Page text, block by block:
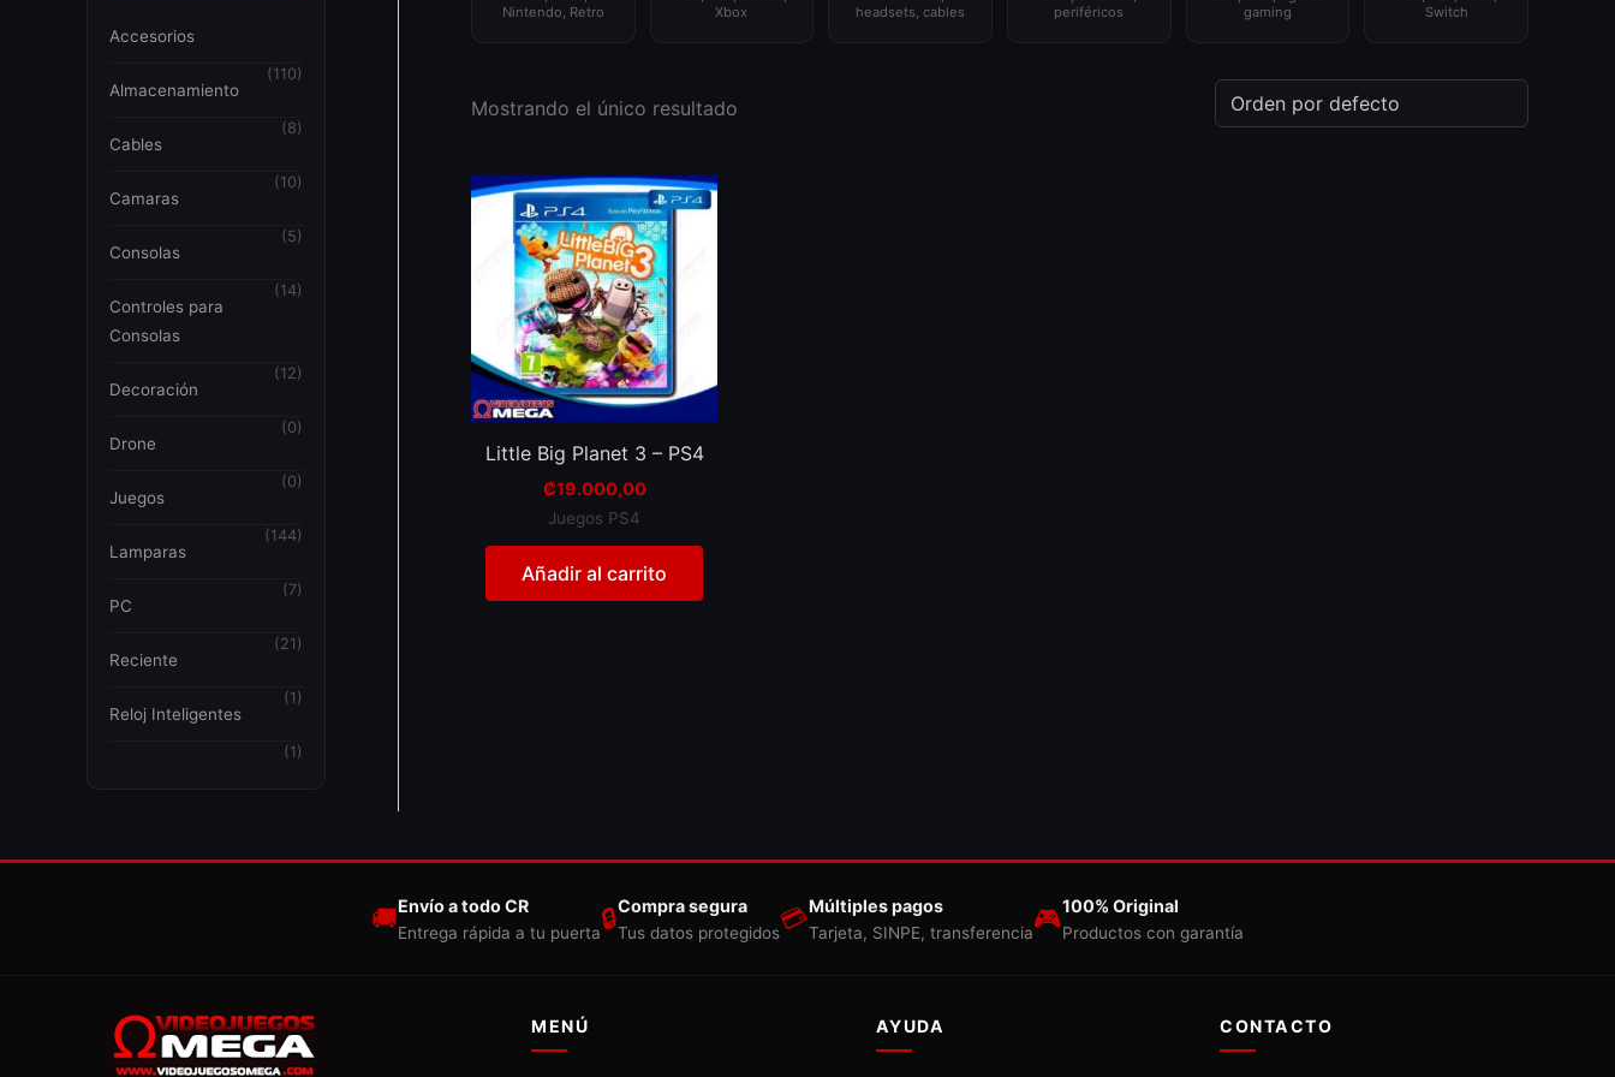
Accesorios
(110)
Almacenamiento
(8)
Cables
(10)
Camaras
(5)
Consolas
(14)
Controles para
Consolas
(12)
Decoración
(0)
Drone
(0)
Juegos
(144)
Lamparas
(7)
PC
(21)
Reciente
(1)
Reloj Inteligentes
(1)
Nintendo, Retro
Xbox
headsets, cables
periféricos
gaming
Switch
Mostrando el único resultado
Little Big Planet 3 – PS4
₡19.000,00
Juegos PS4
Añadir al carrito
🚚Envío a todo CR
Entrega rápida a tu puerta🔒Compra segura
Tus datos protegidos💳Múltiples pagos
Tarjeta, SINPE, transferencia🎮100% Original
Productos con garantía
MENÚ AYUDA CONTACTO